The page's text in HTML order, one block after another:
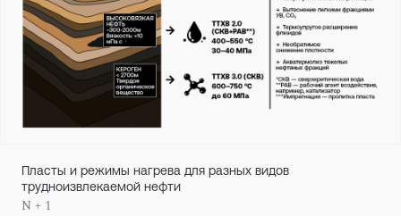
Пласты и режимы нагрева для разных видов
трудноизвлекаемой нефти
N + 1